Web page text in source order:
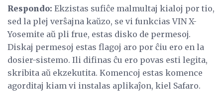
Respondo: Ekzistas sufiĉe malmultaj kialoj por tio,
sed la plej verŝajna kaŭzo, se vi funkcias VIN X-
Yosemite aŭ pli frue, estas disko de permesoj.
Diskaj permesoj estas flagoj aro por ĉiu ero en la
dosier-sistemo. Ili difinas ĉu ero povas esti legita,
skribita aŭ ekzekutita. Komencoj estas komence
agorditaj kiam vi instalas aplikaĵon, kiel Safaro.